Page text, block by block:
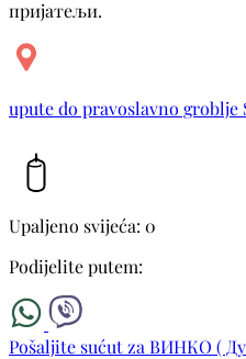
пријатељи.
upute do pravoslavno groblje
Upaljeno svijeća: 0
Podijelite putem:
Pošaljite sućut za ВИНКО (